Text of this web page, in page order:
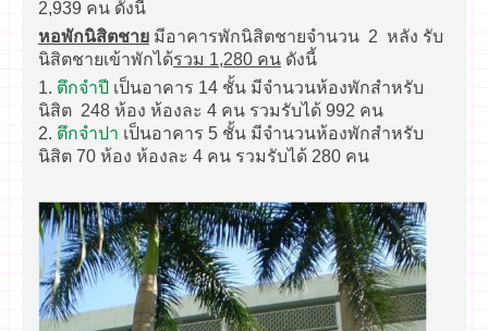
2,939 คน ดังนี้
หอพักนิสิตชาย มีอาคารพักนิสิตชายจำนวน 2 หลัง รับ
นิสิตชายเข้าพักได้รวม 1,280 คน ดังนี้
1. ตึกจำปี เป็นอาคาร 14 ชั้น มีจำนวนห้องพักสำหรับ
นิสิต 248 ห้อง ห้องละ 4 คน รวมรับได้ 992 คน
2. ตึกจำปา เป็นอาคาร 5 ชั้น มีจำนวนห้องพักสำหรับ
นิสิต 70 ห้อง ห้องละ 4 คน รวมรับได้ 280 คน